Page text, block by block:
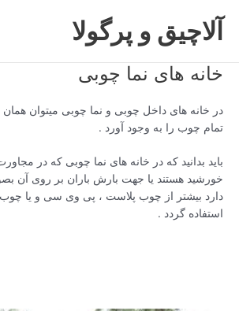
محتواآلاچیق و پرگولا
خانه های نما چوبی
در خانه های داخل چوبی و نما چوبی میتوان
تمام چوب را به وجود آورد .
باید بدانید که در خانه های نما چوبی که در
خورشید هستند یا جهت بارش باران بر روی آن
دارد بیشتر از چوب پلاست ، پی وی سی و یا چوب
استفاده گردد .